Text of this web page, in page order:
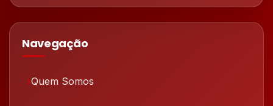
Navegação
Quem Somos